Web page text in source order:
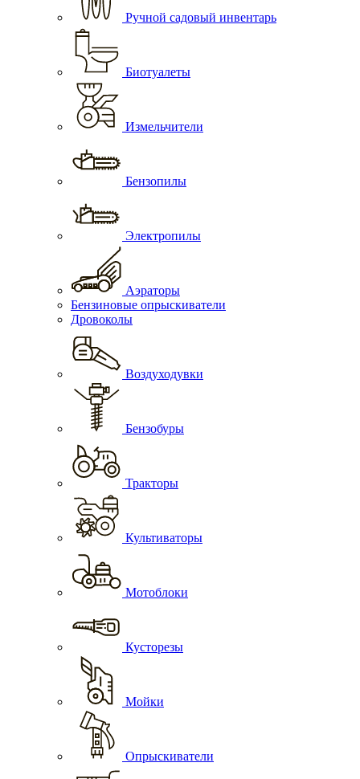
Ручной садовый инвентарь
Биотуалеты
Измельчители
Бензопилы
Электропилы
Аэраторы
Бензиновые опрыскиватели
Дровоколы
Воздуходувки
Бензобуры
Тракторы
Культиваторы
Мотоблоки
Кусторезы
Мойки
Опрыскиватели